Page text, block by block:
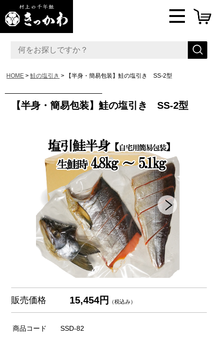
HOME 鮭の塩引き 【半身・簡易包装】鮭の塩引き SS-2型
【半身・簡易包装】鮭の塩引き SS-2型
販売価格 15,454円 （税込み）
商品コード SSD-82